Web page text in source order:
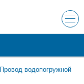
×
Провод водопогружной